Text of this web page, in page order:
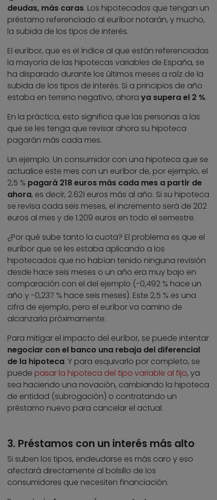
deudas, más caras. Los hipotecados que tengan un
préstamo referenciado al euríbor notarán, y mucho,
la subida de los tipos de interés.
El euríbor, que es el índice al que están referenciadas
la mayoría de las hipotecas variables de España, se
ha disparado durante los últimos meses a raíz de la
subida de los tipos de interés. Si a principios de año
estaba en terreno negativo, ahora ya supera el 2 %.
En la práctica, esto significa que las personas a las
que se les tenga que revisar ahora su hipoteca
pagarán más cada mes.
Un ejemplo. Un consumidor con una hipoteca que se
actualice este mes con un euríbor de, por ejemplo, el
2,5 % pagará 218 euros más cada mes a partir de
ahora, es decir, 2.621 euros más al año. Si su hipoteca
se revisa cada seis meses, el incremento será de 202
euros al mes y de 1.209 euros en todo el semestre.
¿Por qué sube tanto la cuota? El problema es que el
euríbor que se les estaba aplicando a los
hipotecados que no habían tenido ninguna revisión
desde hace seis meses o un año era muy bajo en
comparación con el del ejemplo (-0,492 % hace un
año y -0,237 % hace seis meses). Este 2,5 % es una
cifra de ejemplo, pero el euríbor va camino de
alcanzarla próximamente.
Para mitigar el impacto del euríbor, se puede intentar
negociar con el banco una rebaja del diferencial
de la hipoteca. Y para esquivarlo por completo, se
puede pasar la hipoteca del tipo variable al fijo, ya
sea haciendo una novación, cambiando la hipoteca
de entidad (subrogación) o contratando un
préstamo nuevo para cancelar el actual.
3. Préstamos con un interés más alto
Si suben los tipos, endeudarse es más caro y eso
afectará directamente al bolsillo de los
consumidores que necesiten financiación.